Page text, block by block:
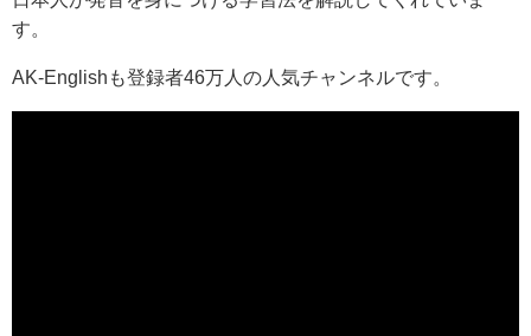
す。
AK-Englishも登録者46万人の人気チャンネルです。